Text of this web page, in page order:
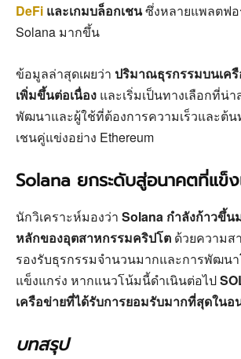
DeFi และเกมบล็อกเชนซึ่งหลายแพลตฟ
Solana มากขึ้น
ข้อมูลล่าสุดเผยว่า ปริมาณธุรกรรมบนเค
เพิ่มขึ้นต่อเนื่อง และเริ่มเป็นทางเลือกที่น่
พัฒนาและผู้ใช้ที่ต้องการความเร็วและต้
เชนคู่แข่งอย่าง Ethereum
Solana ยกระดับสู่อนาคตที่แข็
นักวิเคราะห์มองว่า Solana กำลังก้าวขึ้น
หลักของอุตสาหกรรมคริปโต ด้วยความส
รองรับธุรกรรมจำนวนมากและการพัฒนา
แข็งแกร่ง หากแนวโน้มนี้ดำเนินต่อไป
เครือข่ายที่ได้รับการยอมรับมากที่สุดในอ
บทสรุป